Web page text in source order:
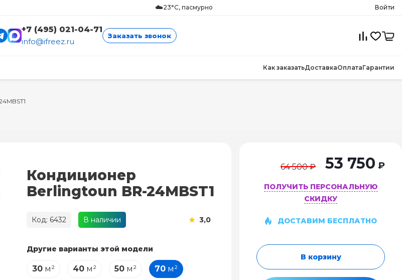
☁️23°C, пасмурно Войти
+7 (495) 021-04-71
info@ifreez.ru
Заказать звонок
Как заказатьДоставкаОплатаГарантии
Кондиционер
Berlingtoun BR-24MBST1
Код: 6432 В наличии 3,0
Другие варианты этой модели
30м² 40м² 50м² 70м²
64 500 ₽ 53 750 ₽
ПОЛУЧИТЬ ПЕРСОНАЛЬНУЮ
СКИДКУ
ДОСТАВИМ БЕСПЛАТНО
В корзину